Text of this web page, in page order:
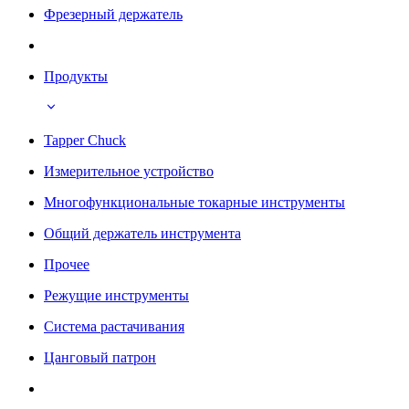
Фрезерный держатель
Продукты
Tapper Chuck
Измерительное устройство
Многофункциональные токарные инструменты
Общий держатель инструмента
Прочее
Режущие инструменты
Система растачивания
Цанговый патрон